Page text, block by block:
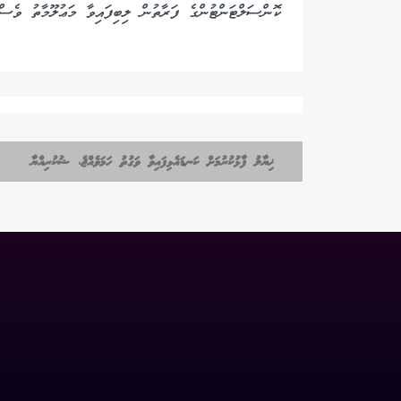
ކޮންސަލްޓަންޓުންގެ ފަރާތުން ލިބިފައިވާ މަޢުލޫމާތު
ޚިޔާލު ފާޅުކުރުމަށް ކަނޑައެޅިފައިވާ ވަގުތު ހަމަވެއްޖެ، ޝުކުރިއްޔާ